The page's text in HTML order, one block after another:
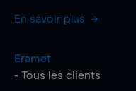
En savoir plus
Eramet
- Tous les clients